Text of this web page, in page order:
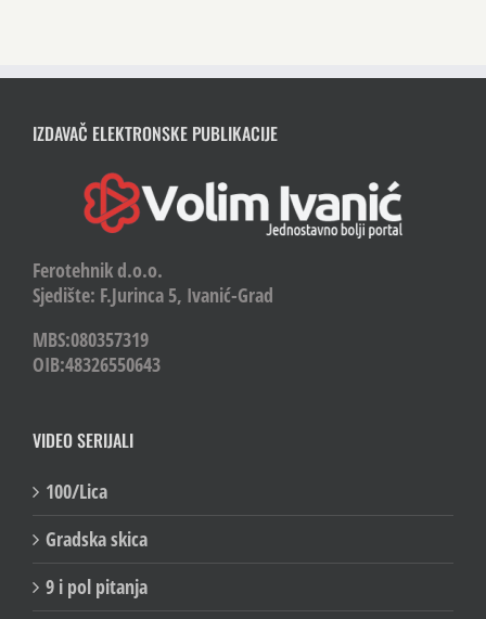
IZDAVAČ ELEKTRONSKE PUBLIKACIJE
Ferotehnik d.o.o.
Sjedište: F.Jurinca 5, Ivanić-Grad
MBS:080357319
OIB:48326550643
VIDEO SERIJALI
100/Lica
Gradska skica
9 i pol pitanja